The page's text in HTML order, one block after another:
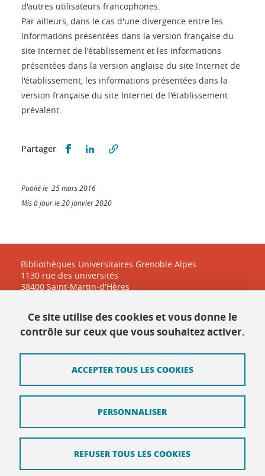
d'autres utilisateurs francophones.
Par ailleurs, dans le cas d'une divergence entre les
informations présentées dans la version française du
site Internet de l'établissement et les informations
présentées dans la version anglaise du site Internet de
l'établissement, les informations présentées dans la
version française du site Internet de l'établissement
prévalent.
Partager Partager sur Facebook
Partager sur LinkedIn
Publié le 25 mars 2016
Mis à jour le 20 janvier 2020
Bibliothèques Universitaires Grenoble Alpes
1130 rue des universités
38400 Saint-Martin-d'Hères
Contact
Plan du site
Mentions légales
Données personnelles
Intranet DGD BAPSO - réseau doc
Ce site utilise des cookies et vous donne le
contrôle sur ceux que vous souhaitez activer.
ACCEPTER TOUS LES COOKIES
REFUSER TOUS LES COOKIES
PERSONNALISER